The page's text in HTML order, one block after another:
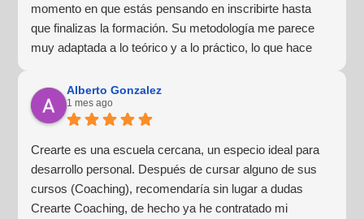
momento en que estás pensando en inscribirte hasta
que finalizas la formación. Su metodología me parece
muy adaptada a lo teórico y a lo práctico, lo que hace
¡Para mí fue una excelente experiencia!
Alberto Gonzalez
1 mes ago
Crearte es una escuela cercana, un especio ideal para
desarrollo personal. Después de cursar alguno de sus
cursos (Coaching), recomendaría sin lugar a dudas
Crearte Coaching, de hecho ya he contratado mi